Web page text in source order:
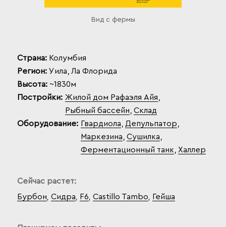
Вид с фермы
Страна: Колумбия
Регион: Уила, Ла Флорида
Высота: ~1830м
Постройки: Жилой дом Рафаэля Айя,
Рыбный бассейн, Склад
Оборудование: Гвардиола, Депульпатор,
Маркезина, Сушилка,
Ферментационный танк, Халлер
Сейчас растет:
Бурбон Сидра F6 Castillo Tambo Гейша